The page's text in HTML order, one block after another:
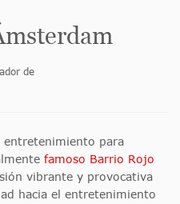
de
entretenimiento para
famoso Barrio Rojo
vibrante y provocativa
hacia el entretenimiento